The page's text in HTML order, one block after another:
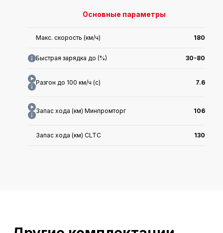
Основные параметры
Макс. скорость (км/ч) 180
Быстрая зарядка до (%) 30-80
Разгон до 100 км/ч (с) 7.6
Запас хода (км) Минпромторг 106
Запас хода (км) CLTC 130